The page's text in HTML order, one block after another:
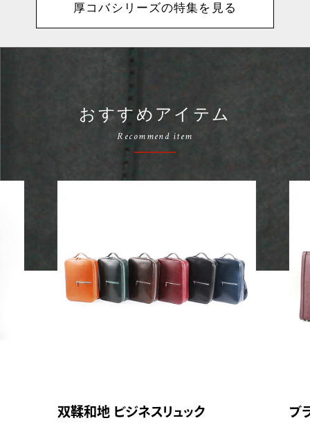
厚コバシリーズの特集を見る
おすすめアイテム
Recommend item
双鞣和地 ビジネスリュック ブ